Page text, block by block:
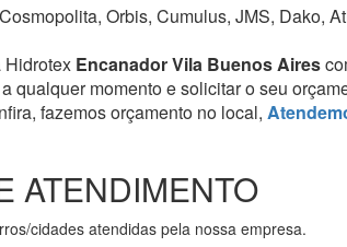
Orbis, Cumulus, JMS, Dako,
Hidrotex Encanador Vila Buenos Aires
momento e solicitar o seu
fazemos orçamento no local,
ATENDIMENTO
cidades atendidas pela nossa empresa.